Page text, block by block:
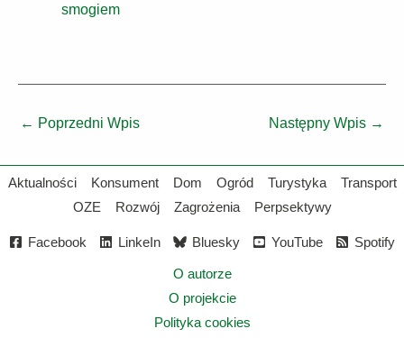
smogiem
← Poprzedni Wpis Następny Wpis →
Aktualności Konsument Dom Ogród Turystyka
Transport
OZE
Rozwój Zagrożenia Perpsektywy
Facebook LinkeIn Bluesky YouTube Spotify
O autorze
O projekcie
Polityka cookies